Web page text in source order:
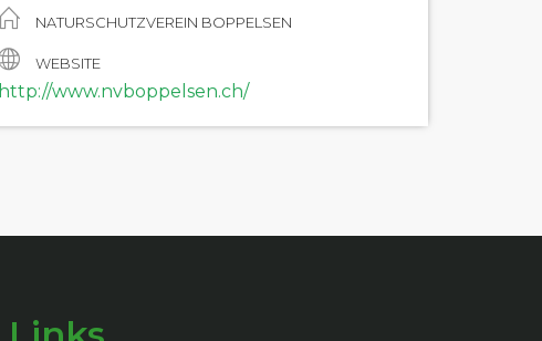
NATURSCHUTZVEREIN BOPPELSEN
WEBSITE
http://www.nvboppelsen.ch/